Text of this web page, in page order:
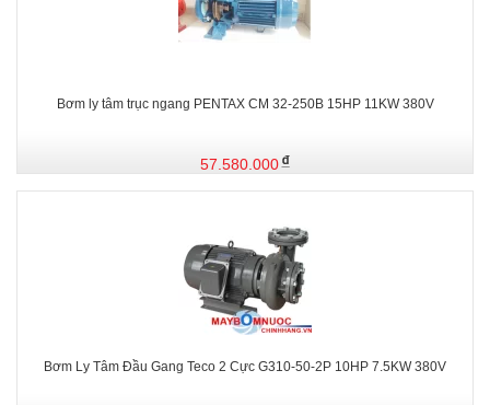
Bơm ly tâm trục ngang PENTAX CM 32-250B 15HP 11KW 380V
57.580.000
Bơm Ly Tâm Đầu Gang Teco 2 Cực G310-50-2P 10HP 7.5KW 380V